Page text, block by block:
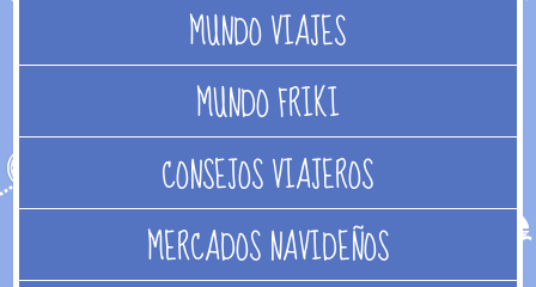
MUNDO VIAJES
MUNDO FRIKI
CONSEJOS VIAJEROS
MERCADOS NAVIDEÑOS